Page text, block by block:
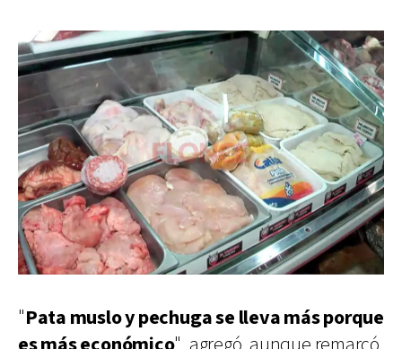
"Pata muslo y pechuga se lleva más porque